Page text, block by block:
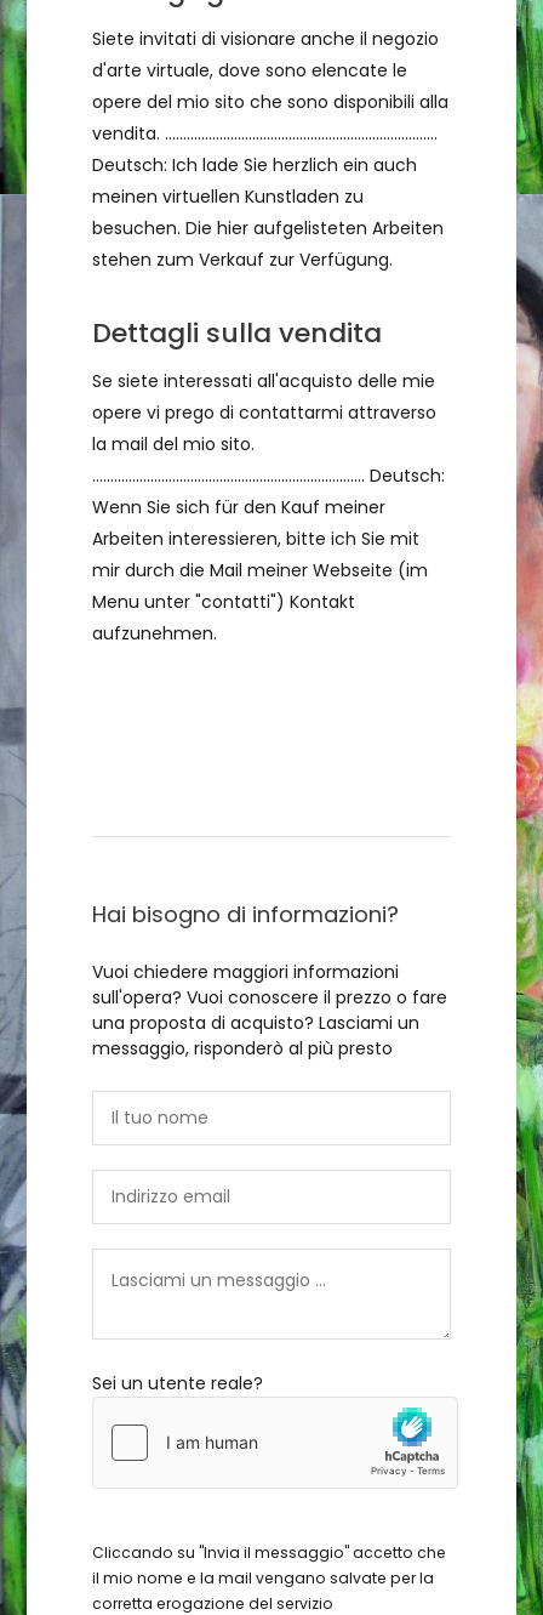
Siete invitati di visionare anche il negozio
d'arte virtuale, dove sono elencate le
opere del mio sito che sono disponibili alla
vendita. ...........................................................................
Deutsch: Ich lade Sie herzlich ein auch
meinen virtuellen Kunstladen zu
besuchen. Die hier aufgelisteten Arbeiten
stehen zum Verkauf zur Verfügung.
Dettagli sulla vendita
Se siete interessati all'acquisto delle mie
opere vi prego di contattarmi attraverso
la mail del mio sito.
........................................................................... Deutsch:
Wenn Sie sich für den Kauf meiner
Arbeiten interessieren, bitte ich Sie mit
mir durch die Mail meiner Webseite (im
Menu unter "contatti") Kontakt
aufzunehmen.
Hai bisogno di informazioni?
Vuoi chiedere maggiori informazioni
sull'opera? Vuoi conoscere il prezzo o fare
una proposta di acquisto? Lasciami un
messaggio, risponderò al più presto
Sei un utente reale?
Cliccando su "Invia il messaggio" accetto che
il mio nome e la mail vengano salvate per la
corretta erogazione del servizio